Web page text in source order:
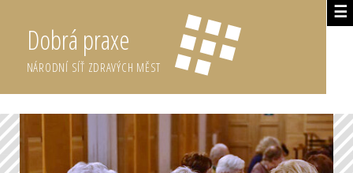
☰
Dobrá praxe
NÁRODNÍ SÍŤ ZDRAVÝCH MĚST